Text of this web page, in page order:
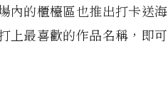
內的櫃檯區也推出打卡送海
上最喜歡的作品名稱，即可